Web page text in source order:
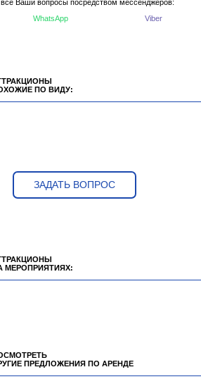
Ваши вопросы посредством мессенджеров:
WhatsApp Viber
ПО ВИДУ:
ЗАДАТЬ ВОПРОС
МЕРОПРИЯТИЯХ:
ПРЕДЛОЖЕНИЯ ПО АРЕНДЕ